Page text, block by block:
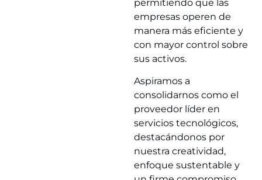
permitiendo que las
empresas operen de
manera más eficiente y
con mayor control sobre
sus activos.
Aspiramos a
consolidarnos como el
proveedor líder en
servicios tecnológicos,
destacándonos por
nuestra creatividad,
enfoque sustentable y